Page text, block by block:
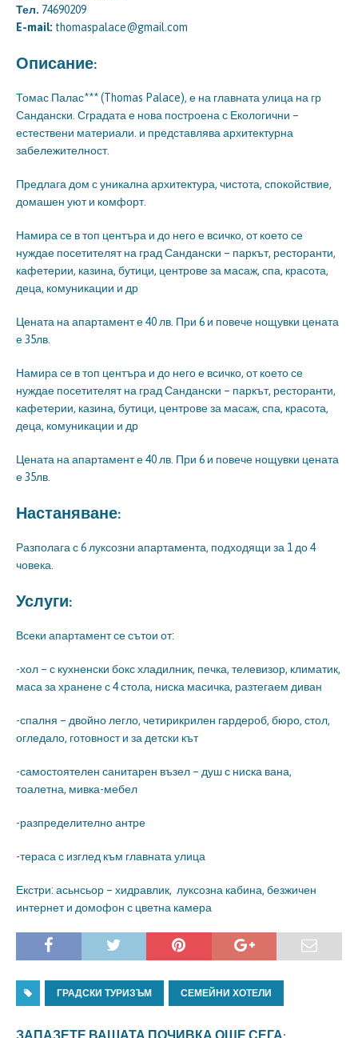
Тел. 74690209
E-mail: thomaspalace@gmail.com
Описание:
Томас Палас*** (Thomas Palace), е на главната улица на гр
Сандански. Сградата е нова построена с Екологични –
естествени материали. и представлява архитектурна
забележителност.
Предлага дом с уникална архитектура, чистота, спокойствие,
домашен уют и комфорт.
Намира се в топ центъра и до него е всичко, от което се
нуждае посетителят на град Сандански – паркът, ресторанти,
кафетерии, казина, бутици, центрове за масаж, спа, красота,
деца, комуникации и др
Цената на апартамент е 40 лв. При 6 и повече нощувки цената
е 35лв.
Намира се в топ центъра и до него е всичко, от което се
нуждае посетителят на град Сандански – паркът, ресторанти,
кафетерии, казина, бутици, центрове за масаж, спа, красота,
деца, комуникации и др
Цената на апартамент е 40 лв. При 6 и повече нощувки цената
е 35лв.
Настаняване:
Разполага с 6 луксозни апартамента, подходящи за 1 до 4
човека.
Услуги:
Всеки апартамент се сътои от:
-хол – с кухненски бокс хладилник, печка, телевизор, климатик,
маса за хранене с 4 стола, ниска масичка, разтегаем диван
-спалня – двойно легло, четирикрилен гардероб, бюро, стол,
огледало, готовност и за детски кът
-самостоятелен санитарен възел – душ с ниска вана,
тоалетна, мивка-мебел
-разпределително антре
-тераса с изглед към главната улица
Екстри: асьнсьор – хидравлик, луксозна кабина, безжичен
интернет и домофон с цветна камера
ГРАДСКИ ТУРИЗЪМ СЕМЕЙНИ ХОТЕЛИ
ЗАПАЗЕТЕ ВАШАТА ПОЧИВКА ОЩЕ СЕГА: